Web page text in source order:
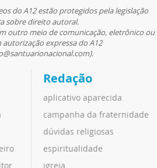
do A12 estão protegidos pela legislação
sobre direito autoral.
outro meio de comunicação, eletrônico ou
autorização expressa do A12
Redação
aplicativo aparecida
campanha da fraternidade
dúvidas religiosas
espiritualidade
igreja